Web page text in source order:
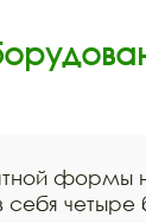
формы
себя